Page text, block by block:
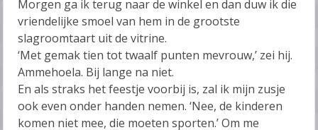
Morgen ga ik terug naar de winkel en dan duw ik die
vriendelijke smoel van hem in de grootste
slagroomtaart uit de vitrine.
‘Met gemak tien tot twaalf punten mevrouw,’ zei hij.
Ammehoela. Bij lange na niet.
En als straks het feestje voorbij is, zal ik mijn zusje
ook even onder handen nemen. ‘Nee, de kinderen
komen niet mee, die moeten sporten.’ Om me